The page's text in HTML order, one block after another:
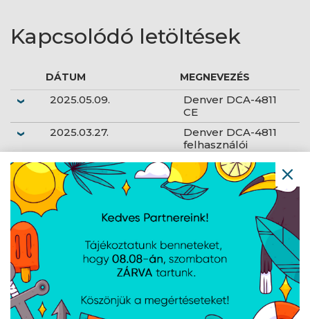
Kapcsolódó letöltések
DÁTUM MEGNEVEZÉS
2025.05.09.
Denver DCA-4811
CE
2025.03.27.
Denver DCA-4811
felhasználói
AJÁNLATUNKBÓL